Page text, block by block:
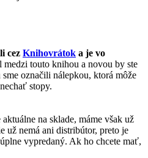
cez Knihovrátok a je vo
medzi touto knihou a novou by ste
označili nálepkou, ktorá môže
stopy.
na sklade, máme však už
už nemá ani distribútor, preto je
vypredaný. Ak ho chcete mať,